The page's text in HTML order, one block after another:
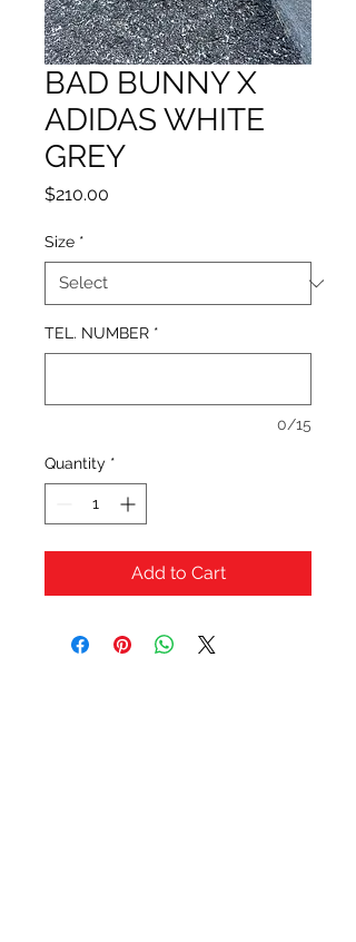
BAD BUNNY X
ADIDAS WHITE
GREY
$210.00
Size *
TEL. NUMBER *
0/15
Quantity *
Add to Cart